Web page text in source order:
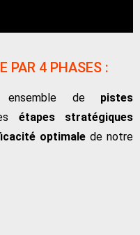
PAR 4 PHASES :
ensemble de pistes
étapes stratégiques
optimale de notre